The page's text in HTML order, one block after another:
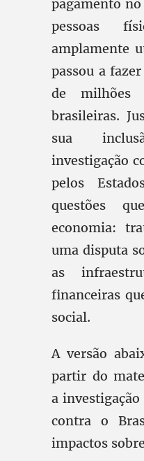
pagamento
pessoas
amplamente
passou a
de milhões
brasileiras.
sua
investigação
pelos
questões
economia:
uma disputa
as
financeiras
social.
A versão
partir do
a
contra o
impactos